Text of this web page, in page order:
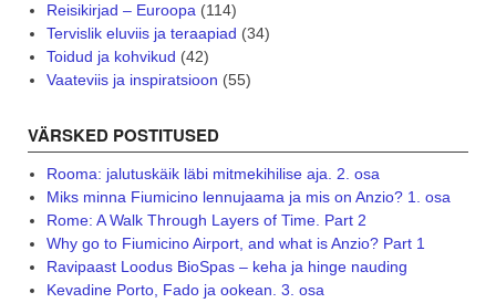
Reisikirjad – Euroopa(114)
Tervislik eluviis ja teraapiad (34)
Toidud ja kohvikud (42)
Vaateviis ja inspiratsioon (55)
VÄRSKED POSTITUSED
Rooma: jalutuskäik läbi mitmekihilise aja. 2. osa
Miks minna Fiumicino lennujaama ja mis on Anzio? 1. osa
Rome: A Walk Through Layers of Time. Part 2
Why go to Fiumicino Airport, and what is Anzio? Part 1
Ravipaast Loodus BioSpas – keha ja hinge nauding
Kevadine Porto, Fado ja ookean. 3. osa